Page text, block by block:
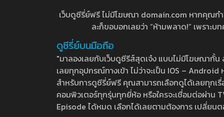
เว็บดูซีรี่ย์ฟรี ไม่มีโฆษณา domain.com หากคุณก
ละก็ขอบอกเลยว่า “ห้ามพลาด!” เพราะ
ดูซีรี่ย์บนมือถือ
"มาลองเลยกับเว็บดูซีรีส์สุดเจ๋ง แบบไม่มีโฆษณากั้
เลยทุกอุปกรณ์ทางเข้า ไม่ว่าจะเป็น IOS –
สำหรับการดูซีรี่ย์ฟรี คุณสามารถเลือกดูได้เลยทุกเ
คอมพิวเตอร์ทุกรุ่นทุกยี่ห้อ หรือใครจะเชื่อมต่อผ่าน
Episode ได้หมด เลือกได้เลยตามต้องการ เปลี่ยน